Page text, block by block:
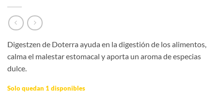
Digestzen de Doterra ayuda en la digestión de los alimentos,
calma el malestar estomacal y aporta un aroma de especias
dulce.
Solo quedan 1 disponibles